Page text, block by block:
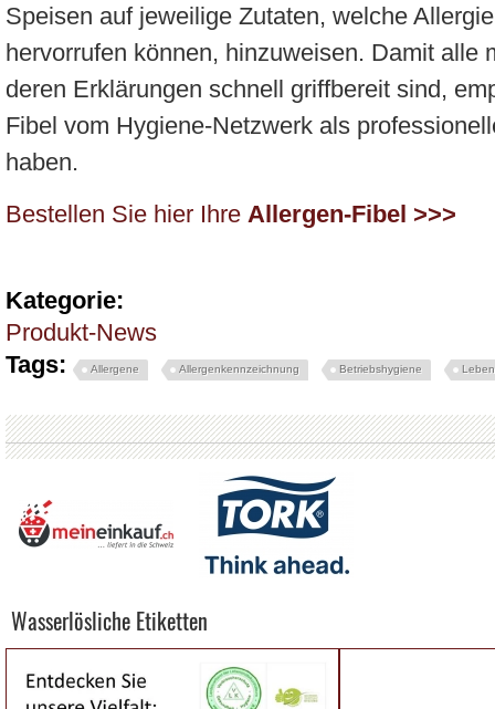
Speisen auf jeweilige Zutaten, welche
hervorrufen können, hinzuweisen. Damit alle
deren Erklärungen schnell griffbereit sind,
Fibel vom Hygiene-Netzwerk als
haben.
Bestellen Sie hier Ihre Allergen-Fibel >>>
Kategorie:
Produkt-News
Tags:
Allergene Allergenkennzeichnung Betriebshygiene
Wasserlösliche Etiketten